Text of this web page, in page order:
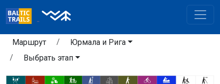
Маршрут
Юрмала и Рига
Выбрать этап